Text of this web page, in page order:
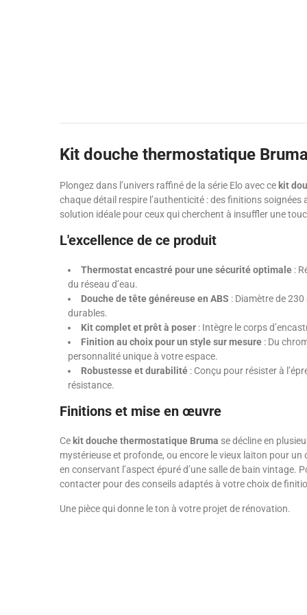
Kit douche thermostatique
Plongez dans l’univers raffiné de la série Elo avec ce kit
chaque détail respire l’authenticité : des finitions
solution idéale pour ceux qui cherchent à insuffler une
L'excellence de ce produit
Thermostat encastré pour une sécurité optimale :
du réseau d’eau.
Douche de tête généreuse en ABS : Diamètre de
durables.
Kit complet et prêt à poser : Intègre le corps
Finition au choix pour un style sur mesure : Du
personnalité unique à votre espace.
Robustesse et durabilité : Conçu pour résister à
résistance.
Finitions et mise en œuvre
Ce kit douche thermostatique Bruma se décline en
mystérieuse et profonde, ou encore le vieux laiton pour
en conservant l’aspect épuré d’une salle de bain
contacter pour des conseils adaptés à votre choix de
Une pièce qui donne le ton à votre projet de rénovation.